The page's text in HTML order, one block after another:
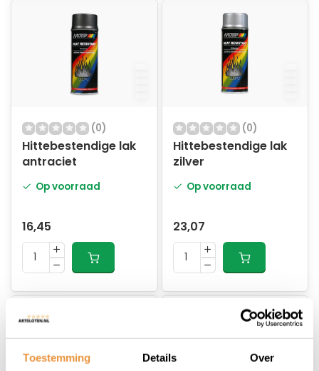
Toestemming Details Over
(0)
Hittebestendige lak
antraciet
Op voorraad
16,45
(0)
Hittebestendige lak
zilver
Op voorraad
23,07